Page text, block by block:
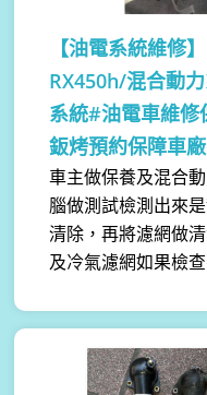
【油電系統維修】
RX450h/混合動
系統#油電車維
鈑烤預約保障車廠
車主做保養及混合
腦做測試檢測出來
清除，再將濾網做
及冷氣濾網如果檢